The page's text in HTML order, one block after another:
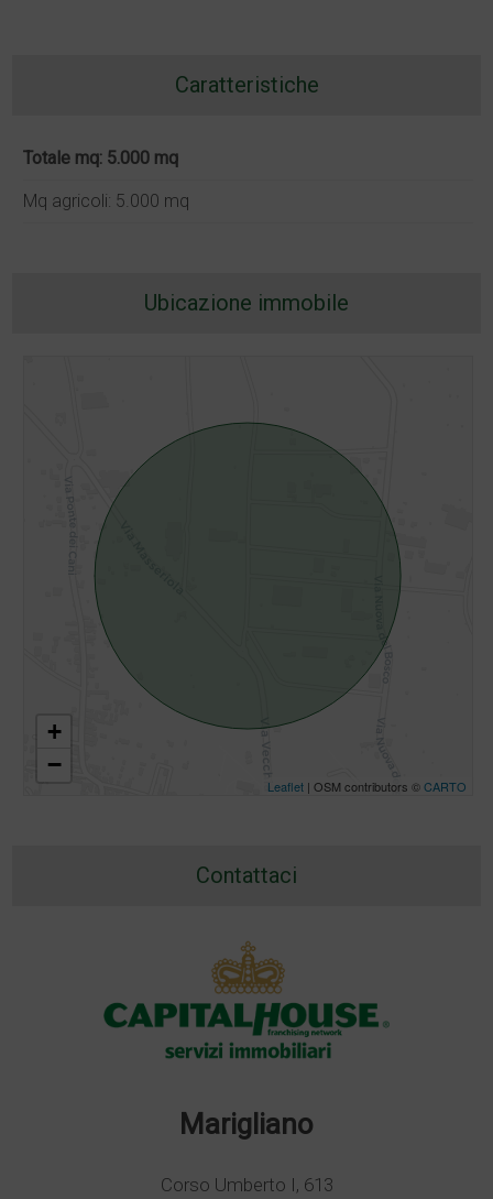
Caratteristiche
Totale mq: 5.000 mq
Mq agricoli: 5.000 mq
Ubicazione immobile
+
−
Leaflet| OSM contributors ©CARTO
Contattaci
Marigliano
Corso Umberto I, 613